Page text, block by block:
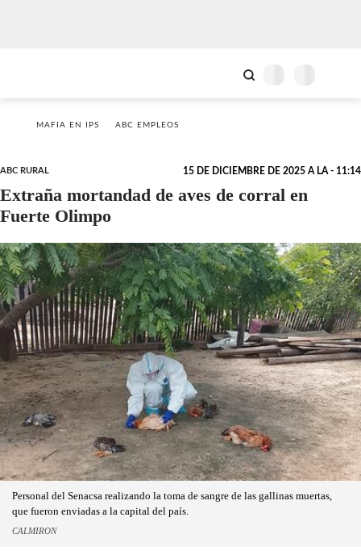
MAFIA EN IPS ABC EMPLEOS
ABC RURAL 15 DE DICIEMBRE DE 2025 A LA - 11:14
Extraña mortandad de aves de corral en
Fuerte Olimpo
Personal del Senacsa realizando la toma de sangre de las gallinas muertas,
que fueron enviadas a la capital del país.
CALMIRON